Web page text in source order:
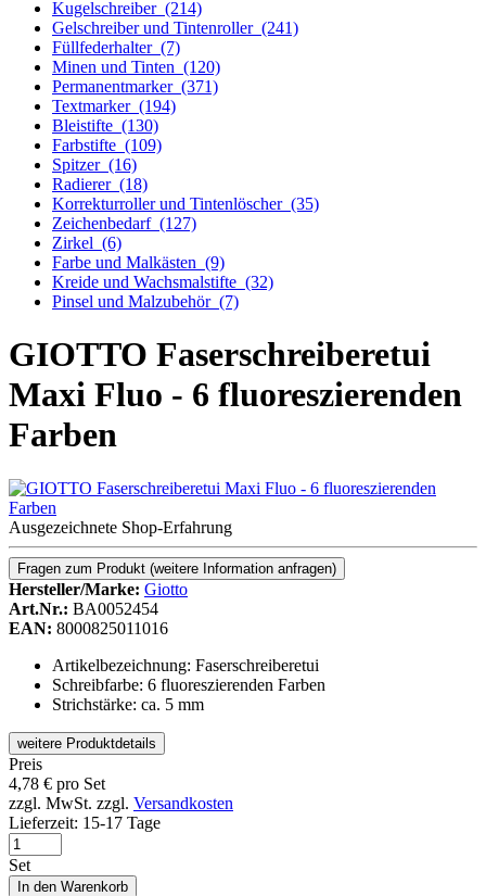
Kugelschreiber (214)
Gelschreiber und Tintenroller (241)
Füllfederhalter (7)
Minen und Tinten (120)
Permanentmarker (371)
Textmarker (194)
Bleistifte (130)
Farbstifte (109)
Spitzer (16)
Radierer (18)
Korrekturroller und Tintenlöscher (35)
Zeichenbedarf (127)
Zirkel (6)
Farbe und Malkästen (9)
Kreide und Wachsmalstifte (32)
Pinsel und Malzubehör (7)
GIOTTO Faserschreiberetui
Maxi Fluo - 6 fluoreszierenden
Farben
Ausgezeichnete Shop-Erfahrung
Fragen zum Produkt (weitere Information anfragen)
Hersteller/Marke: Giotto
Art.Nr.: BA0052454
EAN: 8000825011016
Artikelbezeichnung: Faserschreiberetui
Schreibfarbe: 6 fluoreszierenden Farben
Strichstärke: ca. 5 mm
weitere Produktdetails
Preis
4,78 € pro Set
zzgl. MwSt. zzgl. Versandkosten
Lieferzeit: 15-17 Tage
Set
In den Warenkorb